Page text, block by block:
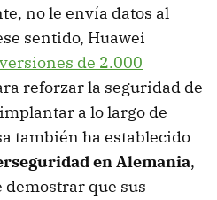
no le envía datos al
sentido, Huawei
de 2.000
reforzar la seguridad de
a lo largo de
también ha establecido
en Alemania,
demostrar que sus